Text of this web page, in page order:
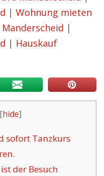
| Wohnung mieten
|
| Hauskauf
[hide]
sofort Tanzkurs
der Besuch